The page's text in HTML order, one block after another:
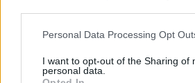
Please note that this website/app uses
not limited to your visit or usage
grant or deny consent to Google and
Personal Data Processing Opt
I want to opt-out of the Sharing of
personal data.